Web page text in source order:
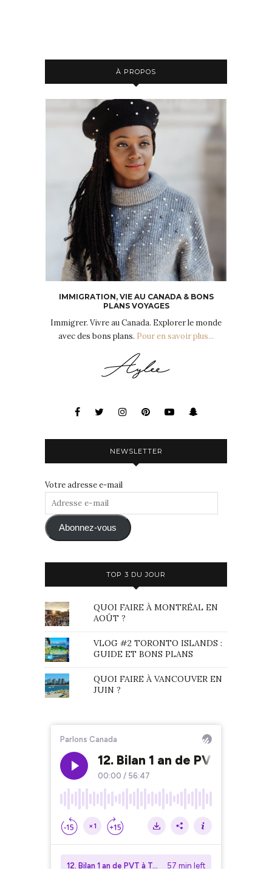
À PROPOS
IMMIGRATION, VIE AU CANADA & BONS
PLANS VOYAGES
Immigrer. Vivre au Canada. Explorer le monde
avec des bons plans. Pour en savoir plus...
NEWSLETTER
Votre adresse e-mail
Adresse
mail Abonnez-vous
TOP 3 DU JOUR
QUOI FAIRE À MONTRÉAL EN
AOÛT ?
VLOG #2 TORONTO ISLANDS :
GUIDE ET BONS PLANS
QUOI FAIRE À VANCOUVER EN
JUIN ?